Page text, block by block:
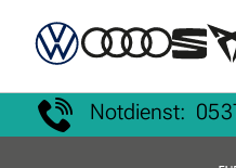
Notdienst: